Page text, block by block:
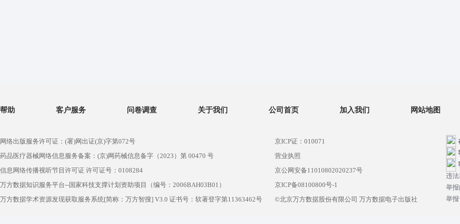
帮助 客户服务 问卷调查 关于我们 公司首页 加入我们 网站地图
网络出版服务许可证：(署)网出证(京)字第072号
药品医疗器械网络信息服务备案：(京)网药械信息备字（2023）第 00470 号
信息网络传播视听节目许可证 许可证号：0108284
万方数据知识服务平台--国家科技支撑计划资助项目（编号：2006BAH03B01）
万方数据学术资源发现获取服务系统[简称：万方智搜] V3.0 证书号：软著登字第11363462号
京ICP证：010071
营业执照
京公网安备11010802020237号
京ICP备08100800号-1
©北京万方数据股份有限公司 万方数据电子出版社
违
举报
举报